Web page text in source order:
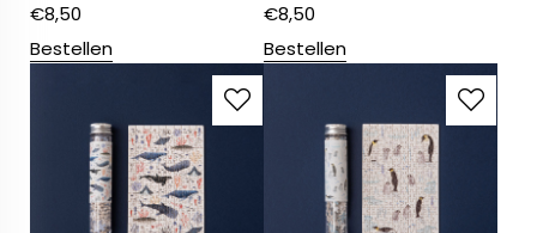
€8,50
Bestellen
€8,50
Bestellen